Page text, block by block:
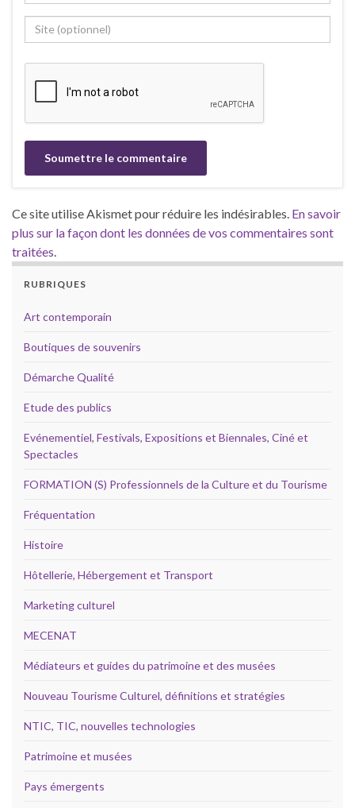
Ce site utilise Akismet pour réduire les indésirables. En savoir
plus sur la façon dont les données de vos commentaires sont
traitées
RUBRIQUES
Art contemporain
Boutiques de souvenirs
Démarche Qualité
Etude des publics
Evénementiel, Festivals, Expositions et Biennales, Ciné et
Spectacles
FORMATION (S) Professionnels de la Culture et du Tourisme
Fréquentation
Histoire
Hôtellerie, Hébergement et Transport
Marketing culturel
MECENAT
Médiateurs et guides du patrimoine et des musées
Nouveau Tourisme Culturel, définitions et stratégies
NTIC, TIC, nouvelles technologies
Patrimoine et musées
Pays émergents